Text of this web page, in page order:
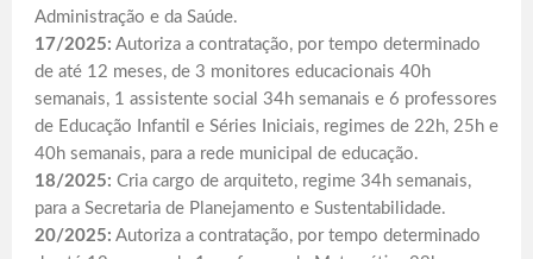
Administração e da Saúde.
17/2025: Autoriza a contratação, por tempo determinado
de até 12 meses, de 3 monitores educacionais 40h
semanais, 1 assistente social 34h semanais e 6 professores
de Educação Infantil e Séries Iniciais, regimes de 22h, 25h e
40h semanais, para a rede municipal de educação.
18/2025: Cria cargo de arquiteto, regime 34h semanais,
para a Secretaria de Planejamento e Sustentabilidade.
20/2025: Autoriza a contratação, por tempo determinado